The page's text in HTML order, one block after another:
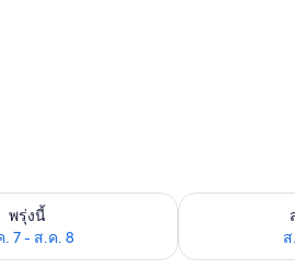
พรุ่งนี้
. 7 - ส.ค. 8
งพักว่างในพรุ่งนี้ ส.ค. 7 - ส.ค. 8
ตรวจสอบจำน